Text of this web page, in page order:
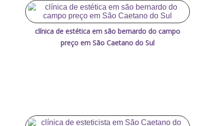
clínica de estética em são bernardo do campo
preço em São Caetano do Sul